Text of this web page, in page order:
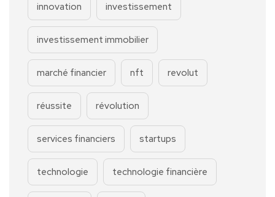
innovation investissement
investissement immobilier
marché financier nft revolut
réussite révolution
services financiers startups
technologie technologie financière